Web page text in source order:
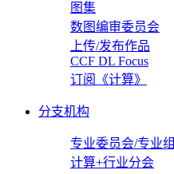
图集
数图编审委员会
上传/发布作品
CCF DL Focus
订阅《计算》
分支机构
专业委员会/专业组
计算+行业分会